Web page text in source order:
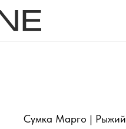
Сумка Марго | Рыжий